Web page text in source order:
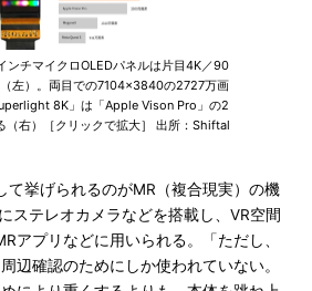
ンチマイクロOLEDパネルは片目4K／90
左）。両目での7104×3840の2727万画
8K」は「Apple Vison Pro」の2
（右）［クリックで拡大］ 出所：Shiftal
挙げられるのがMR（複合現実）の機
ステレオカメラなどを搭載し、VR空間
アプリなどに用いられる。「ただし、
辺確認のためにしか使われていない。